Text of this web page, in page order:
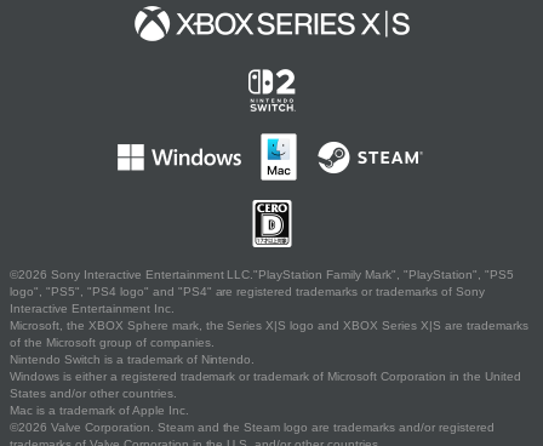
©2026 Sony Interactive Entertainment LLC."PlayStation Family Mark", "PlayStation", "PS5
logo", "PS5", "PS4 logo" and "PS4" are registered trademarks or trademarks of Sony
Interactive Entertainment Inc.
Microsoft, the XBOX Sphere mark, the Series X|S logo and XBOX Series X|S are trademarks
of the Microsoft group of companies.
Nintendo Switch is a trademark of Nintendo.
Windows is either a registered trademark or trademark of Microsoft Corporation in the United
States and/or other countries.
Mac is a trademark of Apple Inc.
©2026 Valve Corporation. Steam and the Steam logo are trademarks and/or registered